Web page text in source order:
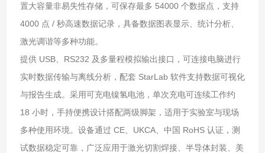
置大容量非易失性存储，可保存最多 54000 个数据点，支持
4000 点 / 秒高速数据记录，具备数据图表显示、统计分析、
激光调谐等多种功能。
提供 USB、RS232 及多量程模拟输出接口，可连接电脑进行
实时数据传输与离线分析，配套 StarLab 软件支持数据可视化
与报告生成。采用可充电镍氢电池，单次充电可连续工作约
18 小时，手持便携设计搭配两级脚架，适用于实验室与现场
多种使用环境。设备通过 CE、UKCA、中国 RoHS 认证，测
试数据稳定可靠，广泛应用于激光切割焊接、半导体封装、美